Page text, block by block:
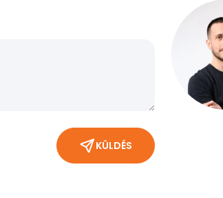
KÜLDÉS